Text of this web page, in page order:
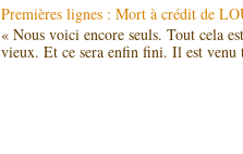
Premières lignes : Mort à crédit de
« Nous voici encore seuls. Tout cela
vieux. Et ce sera enfin fini. Il est venu